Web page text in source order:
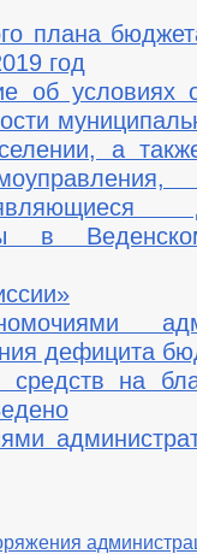
плана
год
об условиях
а
в
дефицита
на